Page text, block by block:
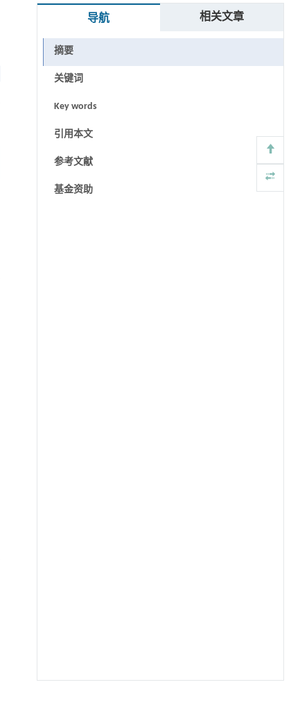
导航 相关文章
摘要
关键词
Key words
引用本文
参考文献
基金资助